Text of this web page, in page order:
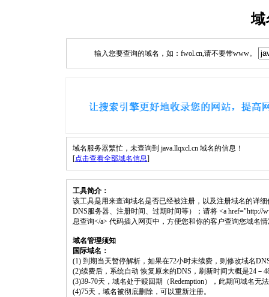
域
输入您要查询的域名，如：fwol.cn,请不要带www。
域名服务器繁忙，未查询到 java.llqxcl.cn 域名的信息！
[点击查看全部域名信息]
工具简介：
该工具是用来查询域名是否已经被注册，以及注册域名的详
DNS服务器、注册时间、过期时间等）；请将 <a href="http://
息查询</a> 代码插入网页中，方便您和你的客户查询您域名
域名管理须知
国际域名：
(1) 到期当天暂停解析，如果在72小时未续费，则修改域名
(2)续费后，系统自动 恢复原来的DNS，刷新时间大概是24－
(3)39-70天，域名处于赎回期（Redemption），此期间域名无
(4)75天，域名被彻底删除，可以重新注册。